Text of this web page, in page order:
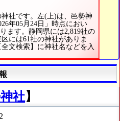
社です。左(上)は、邑勢神
年05月24日」時点におい
ます。静岡県には2,819社の
には61社の神社がありま
文検索】に神社名などを入
社】